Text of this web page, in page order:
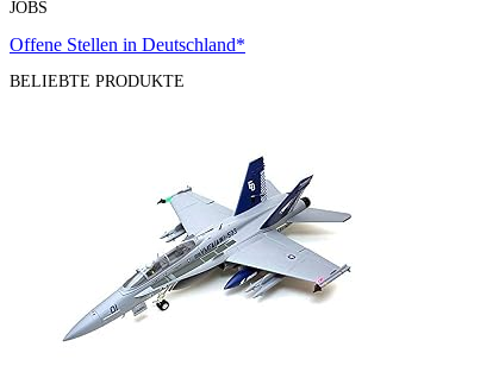
JOBS
Offene Stellen in Deutschland*
BELIEBTE PRODUKTE